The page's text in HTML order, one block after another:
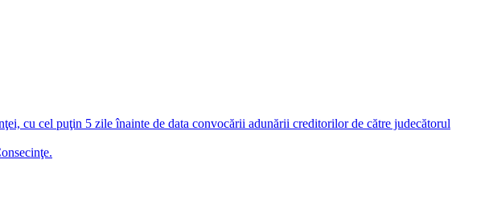
cu cel puţin 5 zile înainte de data convocării adunării creditorilor de către judecătorul